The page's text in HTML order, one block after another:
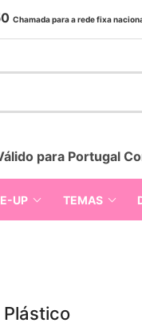
Chamada para a rede fixa
para Portugal
UP TEMAS
Plástico